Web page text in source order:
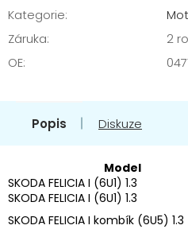
Kategorie:
Záruka:
2
OE:
Popis Diskuze
Model
SKODA FELICIA I (6U1) 1.3
SKODA FELICIA I (6U1) 1.3
SKODA FELICIA I kombík (6U5) 1.3